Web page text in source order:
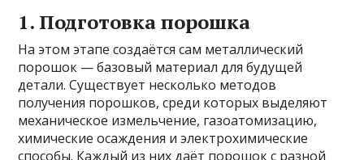
1. Подготовка порошка
На этом этапе создаётся сам металлический
порошок — базовый материал для будущей
детали. Существует несколько методов
получения порошков, среди которых выделяют
механическое измельчение, газоатомизацию,
химические осаждения и электрохимические
способы. Каждый из них даёт порошок с разной